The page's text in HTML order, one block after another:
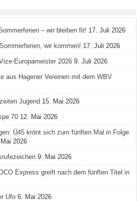
– wir bleiben fit! 17. Juli 2026
wir kommen! 17. Juli 2026
Europameister 2026 9. Juli 2026
aus Hagener Vereinen mit dem WBV
Jugend 15. Mai 2026
70 12. Mai 2026
Ü45 krönt sich zum fünften Mal in Folge
2026
9. Mai 2026
Express greift nach dem fünften Titel in
Ufo 6. Mai 2026